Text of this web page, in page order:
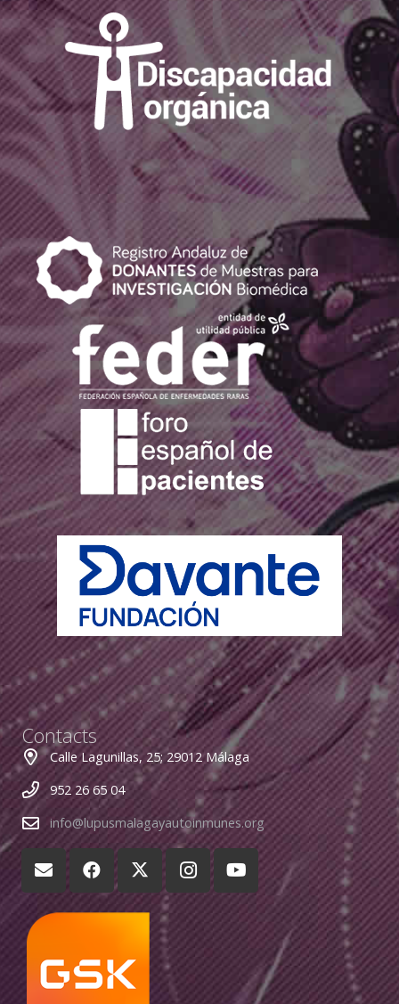
Contacts
Calle Lagunillas, 25; 29012 Málaga
952 26 65 04
info@lupusmalagayautoinmunes.org